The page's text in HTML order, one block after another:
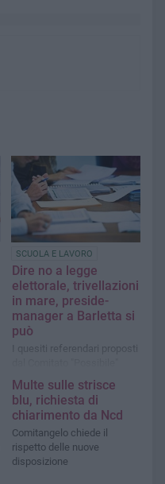
SCUOLA E LAVORO
Dire no a legge
elettorale, trivellazioni
in mare, preside-
manager a Barletta si
può
I quesiti referendari proposti
Multe sulle strisce
blu, richiesta di
chiarimento da Ncd
Comitangelo chiede il
rispetto delle nuove
disposizione